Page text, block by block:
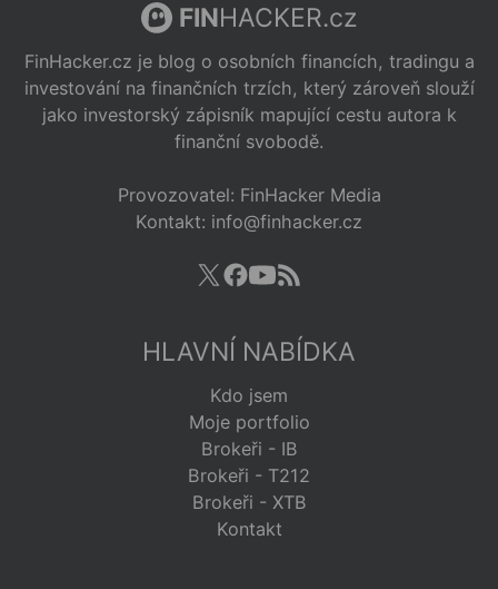
FINHACKER.cz
FinHacker.cz je blog o osobních financích, tradingu a
investování na finančních trzích, který zároveň slouží
jako investorský zápisník mapující cestu autora k
finanční svobodě.
Provozovatel: FinHacker Media
Kontakt: info@finhacker.cz
HLAVNÍ NABÍDKA
Kdo jsem
Moje portfolio
Brokeři - IB
Brokeři - T212
Brokeři - XTB
Kontakt